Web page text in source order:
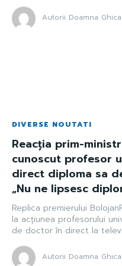
Autorii Doamna Ghica
DIVERSE NOUTATI
Reacția prim-
cunoscut profesor
direct diploma sa
„Nu ne lipsesc
Replica premierului
la acțiunea profesorului
de doctor în direct la
Autorii Doamna Ghica